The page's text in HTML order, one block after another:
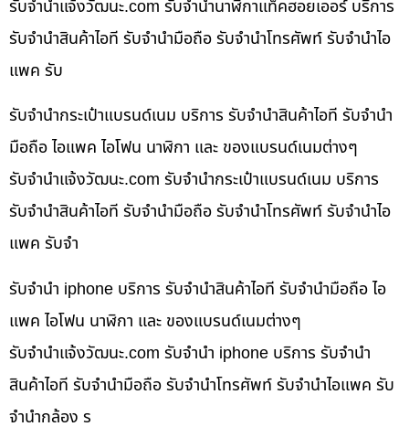
รับจํานําแจ้งวัฒนะ.com รับจำนำนาฬิกาแท็คฮอยเออร์ บริการ
รับจำนำสินค้าไอที รับจำนำมือถือ รับจำนำโทรศัพท์ รับจำนำไอ
แพค รับ
รับจำนำกระเป๋าแบรนด์เนม บริการ รับจำนำสินค้าไอที รับจำนำ
มือถือ ไอแพค ไอโฟน นาฬิกา และ ของแบรนด์เนมต่างๆ
รับจํานําแจ้งวัฒนะ.com รับจำนำกระเป๋าแบรนด์เนม บริการ
รับจำนำสินค้าไอที รับจำนำมือถือ รับจำนำโทรศัพท์ รับจำนำไอ
แพค รับจำ
รับจำนำ iphone บริการ รับจำนำสินค้าไอที รับจำนำมือถือ ไอ
แพค ไอโฟน นาฬิกา และ ของแบรนด์เนมต่างๆ
รับจํานําแจ้งวัฒนะ.com รับจำนำ iphone บริการ รับจำนำ
สินค้าไอที รับจำนำมือถือ รับจำนำโทรศัพท์ รับจำนำไอแพค รับ
จำนำกล้อง ร